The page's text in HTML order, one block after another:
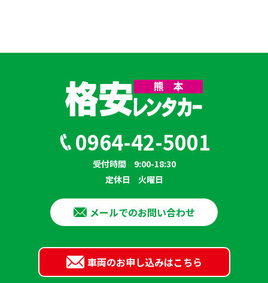
0964-42-5001
受付時間
9:00-18:30
定休日
火曜日
メールでのお問い合わせ
車両のお申し込みはこちら